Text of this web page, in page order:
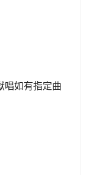
唱如有指定曲